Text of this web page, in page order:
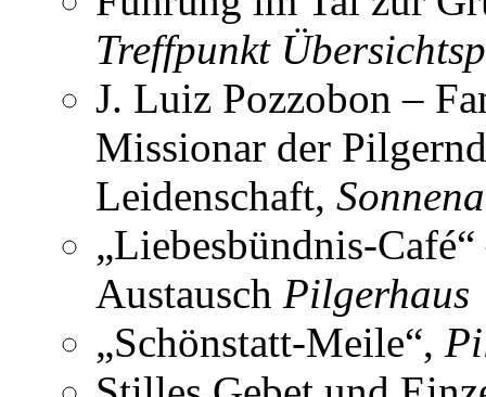
Treffpunkt
J. Luiz Pozzobon –
Missionar der
Leidenschaft,
„Liebesbündnis-
Austausch Pilgerhaus
„Schönstatt-Meile“,